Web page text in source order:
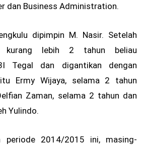
dan Business Administration.
dipimpin M. Nasir. Setelah
kurang lebih 2 tahun beliau
Tegal dan digantikan dengan
Ermy Wijaya, selama 2 tahun
Zaman, selama 2 tahun dan
Yulindo.
periode 2014/2015 ini, masing-